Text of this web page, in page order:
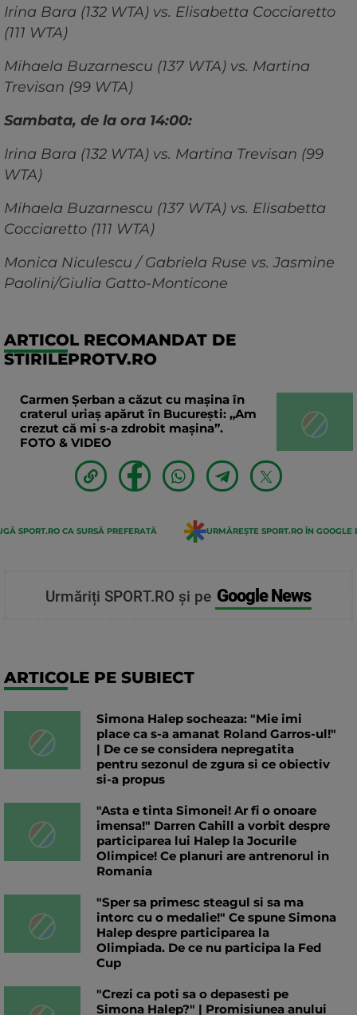
Irina Bara (132 WTA) vs. Elisabetta Cocciaretto
(111 WTA)
Mihaela Buzarnescu (137 WTA) vs. Martina
Trevisan (99 WTA)
Sambata, de la ora 14:00:
Irina Bara (132 WTA) vs. Martina Trevisan (99
WTA)
Mihaela Buzarnescu (137 WTA) vs. Elisabetta
Cocciaretto (111 WTA)
Monica Niculescu / Gabriela Ruse vs. Jasmine
Paolini/Giulia Gatto-Monticone
ARTICOL RECOMANDAT DE
STIRILEPROTV.RO
Carmen Șerban a căzut cu mașina în
craterul uriaș apărut în București: „Am
crezut că mi s-a zdrobit mașina”.
FOTO & VIDEO
SPORT.RO CA SURSĂ PREFERATĂ URMĂREȘTE SPORT.RO ÎN GOOGLE
Urmăriți SPORT.RO și pe Google News
ARTICOLE PE SUBIECT
Simona Halep socheaza: "Mie imi
place ca s-a amanat Roland Garros-ul!"
| De ce se considera nepregatita
pentru sezonul de zgura si ce obiectiv
si-a propus
"Asta e tinta Simonei! Ar fi o onoare
imensa!" Darren Cahill a vorbit despre
participarea lui Halep la Jocurile
Olimpice! Ce planuri are antrenorul in
Romania
"Sper sa primesc steagul si sa ma
intorc cu o medalie!" Ce spune Simona
Halep despre participarea la
Olimpiada. De ce nu participa la Fed
Cup
"Crezi ca poti sa o depasesti pe
Simona Halep?" | Promisiunea anului